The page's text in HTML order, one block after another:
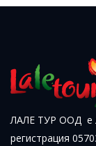
ЛАЛЕ ТУР ООД е
регистрация